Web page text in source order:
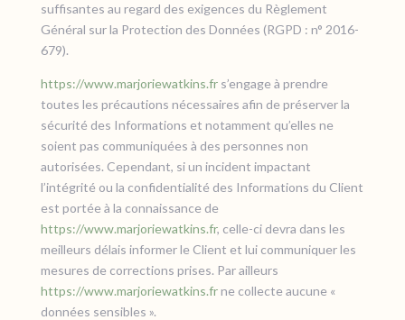
suffisantes au regard des exigences du Règlement
Général sur la Protection des Données (RGPD : n° 2016-
679).
https://www.marjoriewatkins.frs’engage à prendre
toutes les précautions nécessaires afin de préserver la
sécurité des Informations et notamment qu’elles ne
soient pas communiquées à des personnes non
autorisées. Cependant, si un incident impactant
l’intégrité ou la confidentialité des Informations du Client
est portée à la connaissance de
https://www.marjoriewatkins.fr, celle-ci devra dans les
meilleurs délais informer le Client et lui communiquer les
mesures de corrections prises. Par ailleurs
https://www.marjoriewatkins.frne collecte aucune «
données sensibles ».